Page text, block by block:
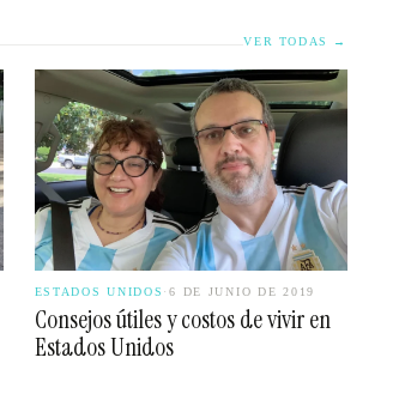
VER TODAS →
ESTADOS UNIDOS ·6 DE JUNIO DE 2019
Consejos útiles y costos de vivir en
Estados Unidos